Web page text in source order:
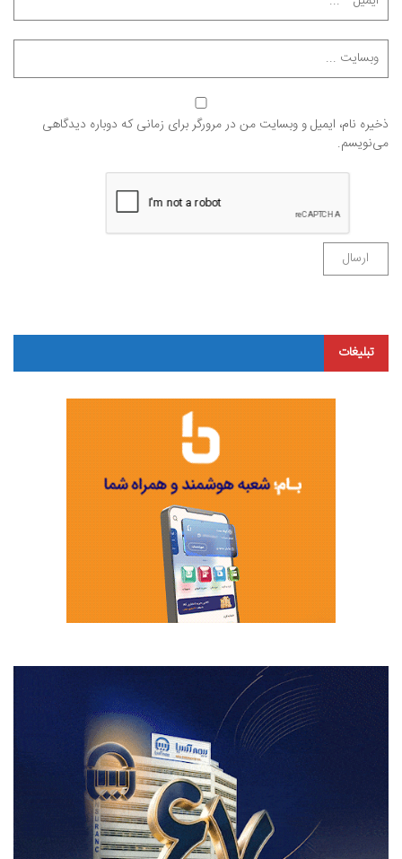
ذخیره نام، ایمیل و وبسایت من در مرورگر برای زمانی که دوباره دیدگاهی
می‌نویسم.
تبلیغات